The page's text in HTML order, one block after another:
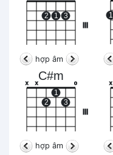
III
2 1 3
hợp âm
1
C#m
III
x x
2
1
3
o
hợp âm
x